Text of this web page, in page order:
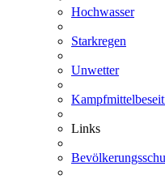
Hochwasser
Starkregen
Unwetter
Links